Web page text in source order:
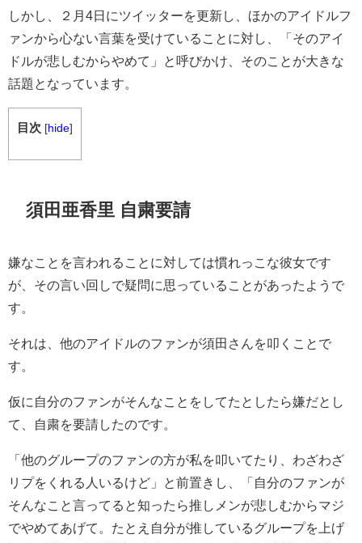
しかし、２月4日にツイッターを更新し、ほかのアイドルフ
ァンから心ない言葉を受けていることに対し、「そのアイ
ドルが悲しむからやめて」と呼びかけ、そのことが大きな
話題となっています。
目次 [hide]
須田亜香里 自粛要請
嫌なことを言われることに対しては慣れっこな彼女です
が、その言い回しで疑問に思っていることがあったようで
す。
それは、他のアイドルのファンが須田さんを叩くことで
す。
仮に自分のファンがそんなことをしてたとしたら嫌だとし
て、自粛を要請したのです。
「他のグループのファンの方が私を叩いてたり、わざわざ
リプをくれる人いるけど」と前置きし、「自分のファンが
そんなこと言ってると知ったら推しメンが悲しむからマジ
でやめてあげて。たとえ自分が推しているグループを上げ